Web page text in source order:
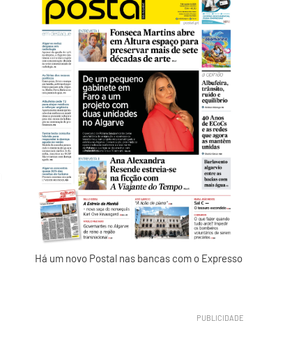
Há um novo Postal nas bancas com o Expresso